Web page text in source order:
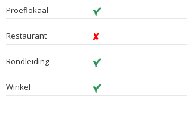
Proeflokaal
Restaurant
Rondleiding
Winkel